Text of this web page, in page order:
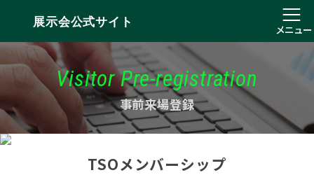
展示会公式サイト
メニュー
Visitor Pre-registration
事前来場登録
TSOメンバーシップ